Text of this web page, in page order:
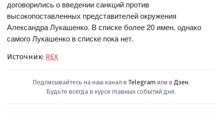
договорились о введении санкций против
высокопоставленных представителей окружения
Александра Лукашенко. В списке более 20 имен, однако
самого Лукашенко в списке пока нет.
Источник: REX
Подписывайтесь на наш канал в Telegram или в Дзен.
Будьте всегда в курсе главных событий дня.